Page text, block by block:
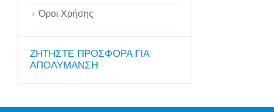
Όροι Χρήσης
ZΗΤΗΣΤΕ ΠΡΟΣΦΟΡΑ ΓΙΑ
ΑΠΟΛΥΜΑΝΣΗ